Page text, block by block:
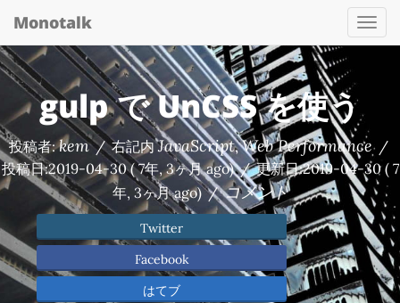
Monotalk
gulp で UnCSS を使う
投稿者:kem / 右記内JavaScript,Web Performance /
投稿日:2019-04-30( 7年, 3ヶ月 ago) / 更新日:2019-04-30( 7
年, 3ヶ月 ago) / コメント
Twitter
Facebook
はてブ